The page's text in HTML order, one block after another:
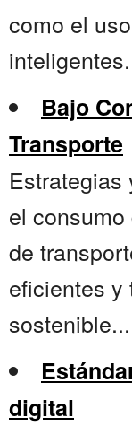
como el
Bajo
Transporte
Estrategias
el
de
eficientes y
digital